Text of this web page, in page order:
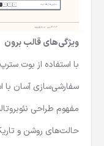
ویژگی‌های قالب برون
با استفاده از بوت سترپ نسخه ۵.۳.۳
سفارشی‌سازی آسان با
مفهوم طراحی
حالت‌های روشن و